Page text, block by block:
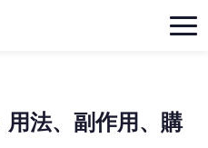
法、副作用、購